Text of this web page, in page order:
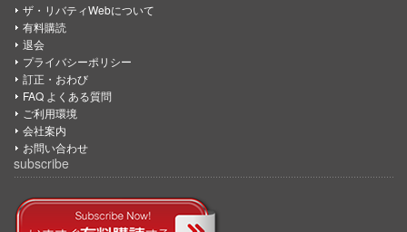
ザ・リバティWebについて
有料購読
退会
プライバシーポリシー
訂正・おわび
FAQ よくある質問
ご利用環境
会社案内
お問い合わせ
subscribe